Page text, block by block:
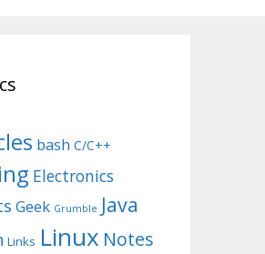
bash C/C++
Electronics
Geek Grumble Java
Links Linux Notes